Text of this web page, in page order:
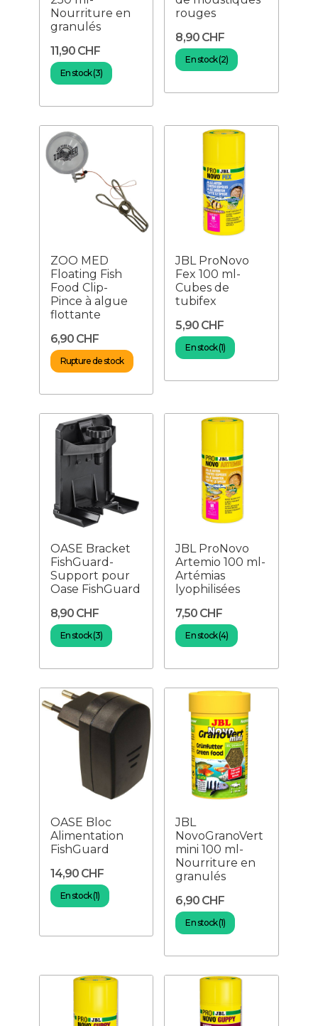
Nourriture en
granulés
11,90 CHF
En stock (3)
rouges
8,90 CHF
En stock (2)
ZOO MED
Floating Fish
Food Clip-
Pince à algue
flottante
6,90 CHF
Rupture de stock
JBL ProNovo
Fex 100 ml-
Cubes de
tubifex
5,90 CHF
En stock (1)
OASE Bracket
FishGuard-
Support pour
Oase FishGuard
8,90 CHF
En stock (3)
JBL ProNovo
Artemio 100 ml-
Artémias
lyophilisées
7,50 CHF
En stock (4)
OASE Bloc
Alimentation
FishGuard
14,90 CHF
En stock (1)
JBL
NovoGranoVert
mini 100 ml-
Nourriture en
granulés
6,90 CHF
En stock (1)